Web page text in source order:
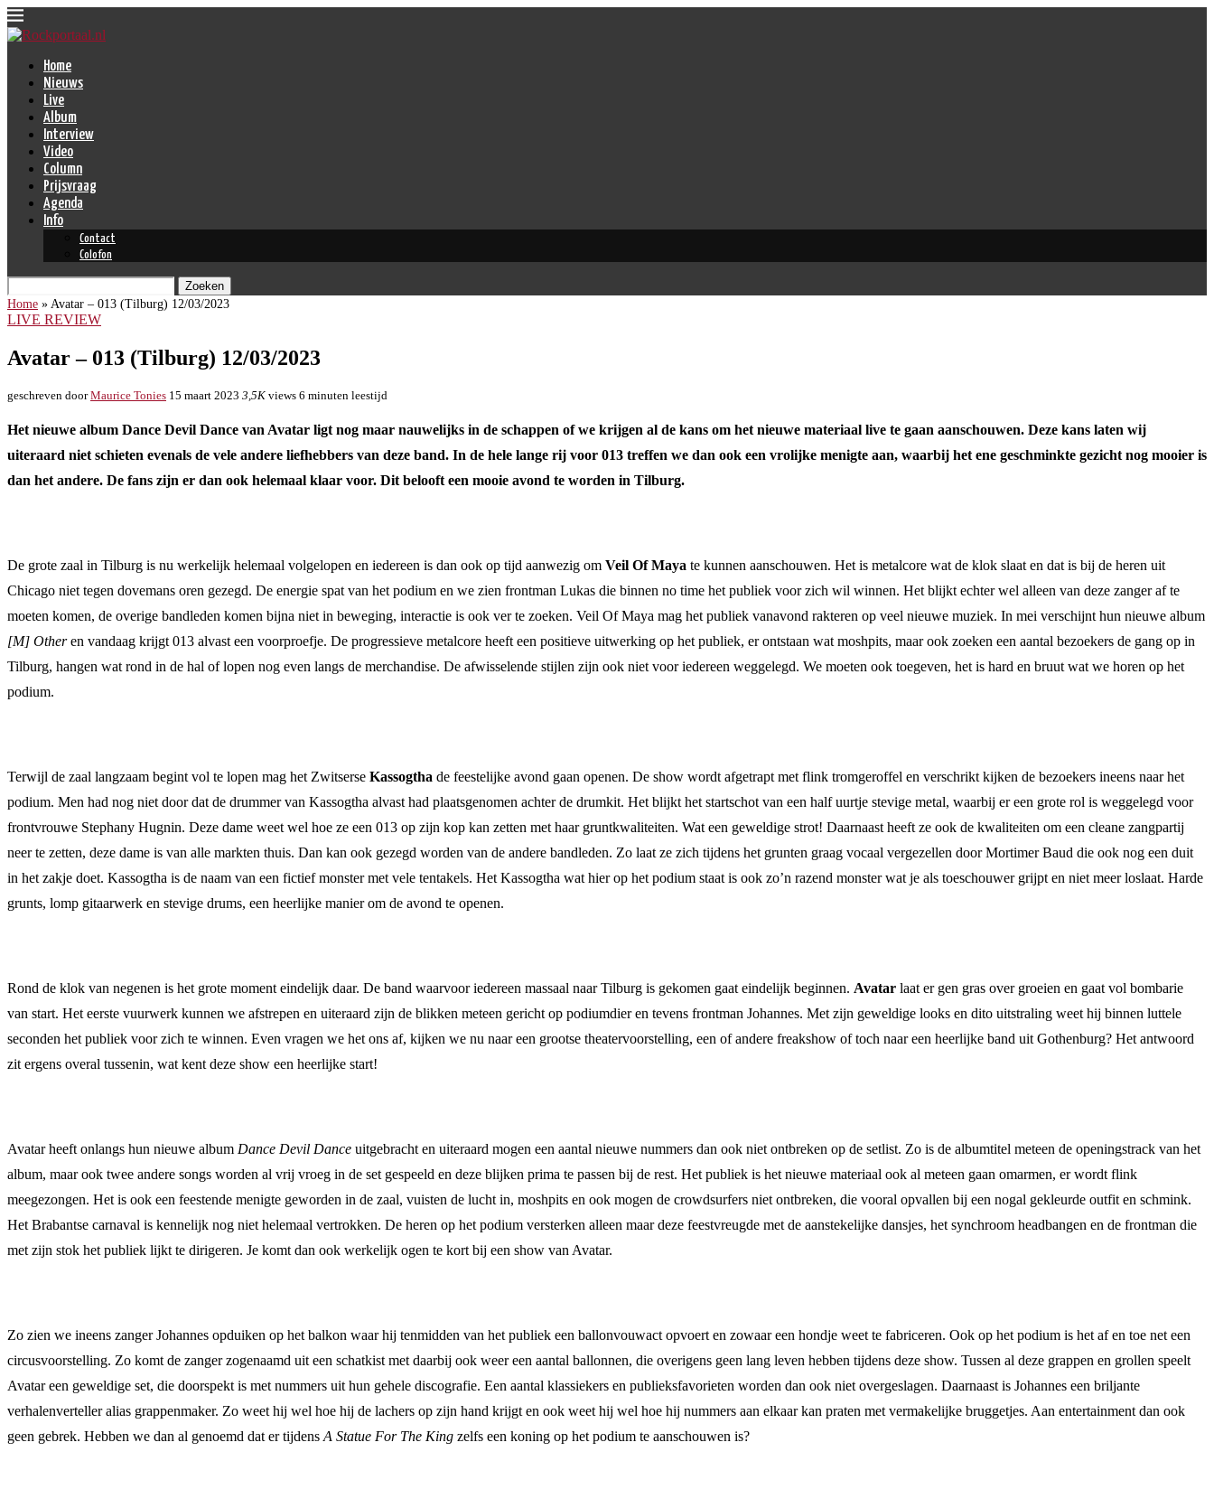
Home
Nieuws
Live
Album
Interview
Video
Column
Prijsvraag
Agenda
Info
Contact
Colofon
Zoeken
Home » Avatar – 013 (Tilburg) 12/03/2023
LIVE REVIEW
Avatar – 013 (Tilburg) 12/03/2023
geschreven doorMaurice Tonies 15 maart 2023 3,5K views 6 minuten leestijd
Het nieuwe album Dance Devil Dance van Avatar ligt nog maar nauwelijks in de schappen of we krijgen al de kans om het nieuwe materiaal live te gaan aanschouwen. Deze kans laten wij
uiteraard niet schieten evenals de vele andere liefhebbers van deze band. In de hele lange rij voor 013 treffen we dan ook een vrolijke menigte aan, waarbij het ene geschminkte gezicht nog mooier is
dan het andere. De fans zijn er dan ook helemaal klaar voor. Dit belooft een mooie avond te worden in Tilburg.
De grote zaal in Tilburg is nu werkelijk helemaal volgelopen en iedereen is dan ook op tijd aanwezig om Veil Of Maya te kunnen aanschouwen. Het is metalcore wat de klok slaat en dat is bij de heren uit
Chicago niet tegen dovemans oren gezegd. De energie spat van het podium en we zien frontman Lukas die binnen no time het publiek voor zich wil winnen. Het blijkt echter wel alleen van deze zanger af te
moeten komen, de overige bandleden komen bijna niet in beweging, interactie is ook ver te zoeken. Veil Of Maya mag het publiek vanavond rakteren op veel nieuwe muziek. In mei verschijnt hun nieuwe album
[M] Otheren vandaag krijgt 013 alvast een voorproefje. De progressieve metalcore heeft een positieve uitwerking op het publiek, er ontstaan wat moshpits, maar ook zoeken een aantal bezoekers de gang op in
Tilburg, hangen wat rond in de hal of lopen nog even langs de merchandise. De afwisselende stijlen zijn ook niet voor iedereen weggelegd. We moeten ook toegeven, het is hard en bruut wat we horen op het
podium.
Terwijl de zaal langzaam begint vol te lopen mag het Zwitserse Kassogtha de feestelijke avond gaan openen. De show wordt afgetrapt met flink tromgeroffel en verschrikt kijken de bezoekers ineens naar het
podium. Men had nog niet door dat de drummer van Kassogtha alvast had plaatsgenomen achter de drumkit. Het blijkt het startschot van een half uurtje stevige metal, waarbij er een grote rol is weggelegd voor
frontvrouwe Stephany Hugnin. Deze dame weet wel hoe ze een 013 op zijn kop kan zetten met haar gruntkwaliteiten. Wat een geweldige strot! Daarnaast heeft ze ook de kwaliteiten om een cleane zangpartij
neer te zetten, deze dame is van alle markten thuis. Dan kan ook gezegd worden van de andere bandleden. Zo laat ze zich tijdens het grunten graag vocaal vergezellen door Mortimer Baud die ook nog een duit
in het zakje doet. Kassogtha is de naam van een fictief monster met vele tentakels. Het Kassogtha wat hier op het podium staat is ook zo’n razend monster wat je als toeschouwer grijpt en niet meer loslaat. Harde
grunts, lomp gitaarwerk en stevige drums, een heerlijke manier om de avond te openen.
Rond de klok van negenen is het grote moment eindelijk daar. De band waarvoor iedereen massaal naar Tilburg is gekomen gaat eindelijk beginnen. Avatar laat er gen gras over groeien en gaat vol bombarie
van start. Het eerste vuurwerk kunnen we afstrepen en uiteraard zijn de blikken meteen gericht op podiumdier en tevens frontman Johannes. Met zijn geweldige looks en dito uitstraling weet hij binnen luttele
seconden het publiek voor zich te winnen. Even vragen we het ons af, kijken we nu naar een grootse theatervoorstelling, een of andere freakshow of toch naar een heerlijke band uit Gothenburg? Het antwoord
zit ergens overal tussenin, wat kent deze show een heerlijke start!
Avatar heeft onlangs hun nieuwe album Dance Devil Dance uitgebracht en uiteraard mogen een aantal nieuwe nummers dan ook niet ontbreken op de setlist. Zo is de albumtitel meteen de openingstrack van het
album, maar ook twee andere songs worden al vrij vroeg in de set gespeeld en deze blijken prima te passen bij de rest. Het publiek is het nieuwe materiaal ook al meteen gaan omarmen, er wordt flink
meegezongen. Het is ook een feestende menigte geworden in de zaal, vuisten de lucht in, moshpits en ook mogen de crowdsurfers niet ontbreken, die vooral opvallen bij een nogal gekleurde outfit en schmink.
Het Brabantse carnaval is kennelijk nog niet helemaal vertrokken. De heren op het podium versterken alleen maar deze feestvreugde met de aanstekelijke dansjes, het synchroom headbangen en de frontman die
met zijn stok het publiek lijkt te dirigeren. Je komt dan ook werkelijk ogen te kort bij een show van Avatar.
Zo zien we ineens zanger Johannes opduiken op het balkon waar hij tenmidden van het publiek een ballonvouwact opvoert en zowaar een hondje weet te fabriceren. Ook op het podium is het af en toe net een
circusvoorstelling. Zo komt de zanger zogenaamd uit een schatkist met daarbij ook weer een aantal ballonnen, die overigens geen lang leven hebben tijdens deze show. Tussen al deze grappen en grollen speelt
Avatar een geweldige set, die doorspekt is met nummers uit hun gehele discografie. Een aantal klassiekers en publieksfavorieten worden dan ook niet overgeslagen. Daarnaast is Johannes een briljante
verhalenverteller alias grappenmaker. Zo weet hij wel hoe hij de lachers op zijn hand krijgt en ook weet hij wel hoe hij nummers aan elkaar kan praten met vermakelijke bruggetjes. Aan entertainment dan ook
geen gebrek. Hebben we dan al genoemd dat er tijdens A Statue For The King zelfs een koning op het podium te aanschouwen is?